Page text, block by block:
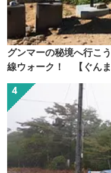
グンマーの秘境へ行こ
線ウォーク！ 【ぐんま